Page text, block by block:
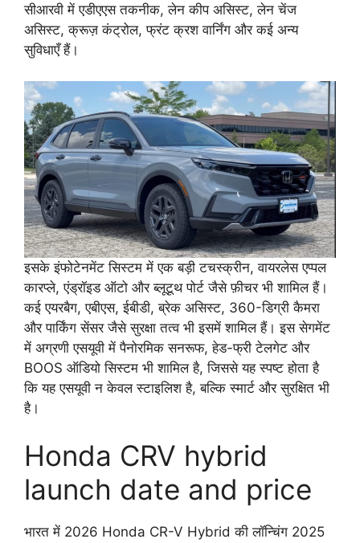
सीआरवी में एडीएएस तकनीक, लेन कीप असिस्ट, लेन चेंज
असिस्ट, क्रूज़ कंट्रोल, फ्रंट क्रश वार्निंग और कई अन्य
सुविधाएँ हैं।
इसके इंफोटेनमेंट सिस्टम में एक बड़ी टचस्क्रीन, वायरलेस एप्पल
कारप्ले, एंड्रॉइड ऑटो और ब्लूटूथ पोर्ट जैसे फ़ीचर भी शामिल हैं।
कई एयरबैग, एबीएस, ईबीडी, ब्रेक असिस्ट, 360-डिग्री कैमरा
और पार्किंग सेंसर जैसे सुरक्षा तत्व भी इसमें शामिल हैं। इस सेगमेंट
में अग्रणी एसयूवी में पैनोरमिक सनरूफ, हेड-फ्री टेलगेट और
BOOS ऑडियो सिस्टम भी शामिल है, जिससे यह स्पष्ट होता है
कि यह एसयूवी न केवल स्टाइलिश है, बल्कि स्मार्ट और सुरक्षित भी
है।
Honda CRV hybrid
launch date and price
भारत में 2026 Honda CR-V Hybrid की लॉन्चिंग 2025